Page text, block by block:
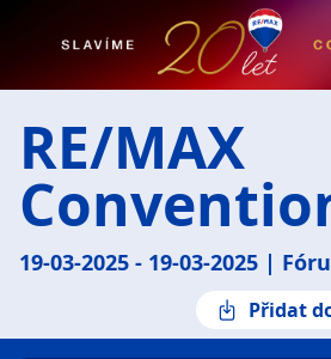
RE/MAX
19-03-2025 - 19-03-2025 |
Přidat